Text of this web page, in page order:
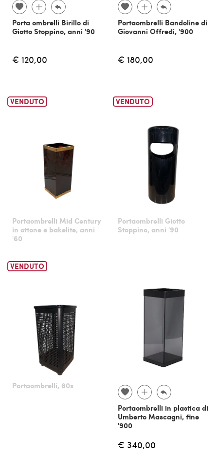
Porta ombrelli Birillo di
Giotto Stoppino, anni '90
€ 120,00
Portaombrelli Bandoline di
Giovanni Offredi, '900
€ 180,00
VENDUTO
Portaombrelli Mid Century
in ottone e bakelite, anni
'60
VENDUTO
Portaombrelli Giotto
Stoppino, anni '90
VENDUTO
Portaombrelli, 80s
Portaombrelli in plastica di
Umberto Mascagni, fine
'900
€ 340,00